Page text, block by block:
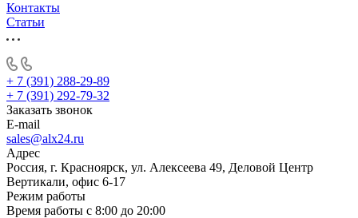
Контакты
Статьи
+ 7 (391) 288-29-89
+ 7 (391) 292-79-32
Заказать звонок
E-mail
sales@alx24.ru
Адрес
Россия, г. Красноярск, ул. Алексеева 49, Деловой Центр
Вертикали, офис 6-17
Режим работы
Время работы с 8:00 до 20:00